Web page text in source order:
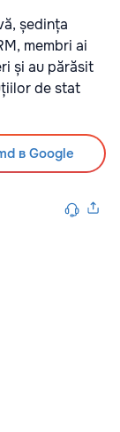
ședința
membri ai
și au părăsit
de stat
в Google